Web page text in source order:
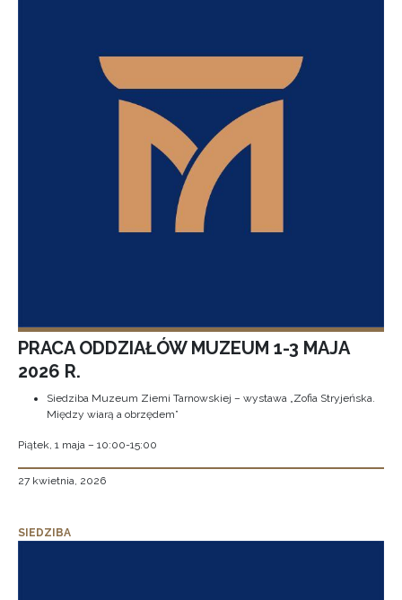
PRACA ODDZIAŁÓW MUZEUM 1-3 MAJA
2026 R.
Siedziba Muzeum Ziemi Tarnowskiej – wystawa „Zofia Stryjeńska.
Między wiarą a obrzędem”
Piątek, 1 maja – 10:00-15:00
27 kwietnia, 2026
SIEDZIBA